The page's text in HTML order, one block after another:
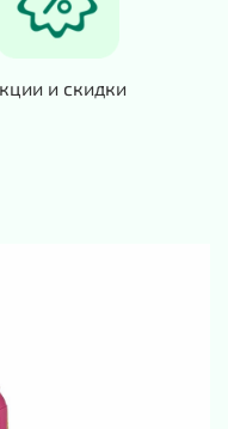
и скидки